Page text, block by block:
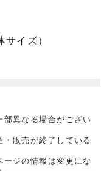
イズ）
異なる場合がござい
販売が終了している
ジの情報は変更にな